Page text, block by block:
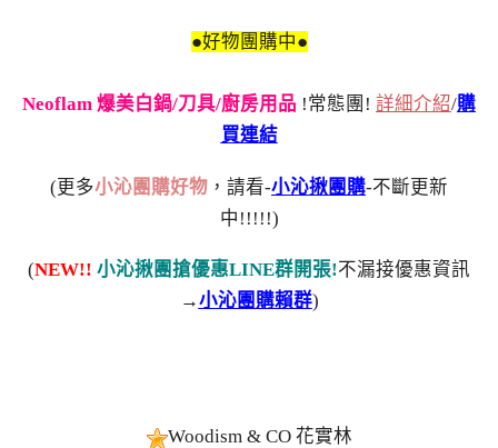
●好物團購中●
Neoflam 爆美白鍋/刀具/廚房用品 !常態團! 詳細介紹/購
買連結
(更多小沁團購好物 ，請看-小沁揪團購-不斷更新
中!!!!!)
(NEW!! 小沁揪團搶優惠LINE群開張!不漏接優惠資訊
→小沁團購賴群)
Woodism & CO 花實林